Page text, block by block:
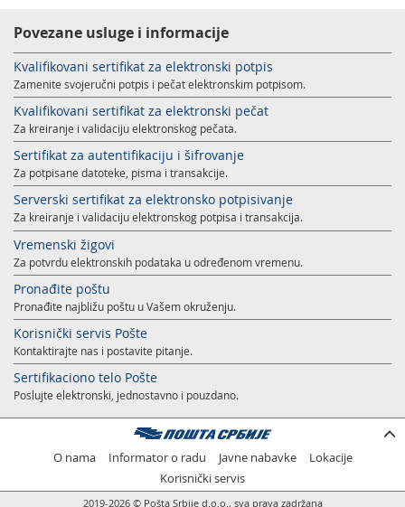
Povezane usluge i informacije
Kvalifikovani sertifikat za elektronski potpis
Zamenite svojeručni potpis i pečat elektronskim potpisom.
Kvalifikovani sertifikat za elektronski pečat
Za kreiranje i validaciju elektronskog pečata.
Sertifikat za autentifikaciju i šifrovanje
Za potpisane datoteke, pisma i transakcije.
Serverski sertifikat za elektronsko potpisivanje
Za kreiranje i validaciju elektronskog potpisa i transakcija.
Vremenski žigovi
Za potvrdu elektronskih podataka u određenom vremenu.
Pronađite poštu
Pronađite najbližu poštu u Vašem okruženju.
Korisnički servis Pošte
Kontaktirajte nas i postavite pitanje.
Sertifikaciono telo Pošte
Poslujte elektronski, jednostavno i pouzdano.
O nama Informator o radu Javne nabavke
Lokacije
Korisnički servis
2019-2026 © Pošta Srbije d.o.o., sva prava zadržana